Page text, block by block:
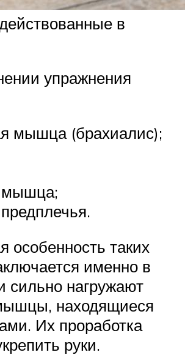
в
упражнения
мышца (брахиалис);
мышца;
особенность таких
именно в
сильно нагружают
находящиеся
Их проработка
руки.